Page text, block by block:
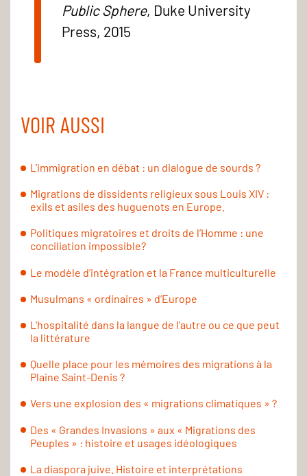
Public Sphere, Duke University
Press, 2015
VOIR AUSSI
L'immigration en débat : un dialogue de sourds ?
Migrations de dissidents religieux sous Louis XIV :
exils et asiles des huguenots en Europe.
Politiques migratoires et droits de l’Homme : une
conciliation impossible?
Le modèle d’intégration et la France multiculturelle
Musulmans « ordinaires » d’Europe
L'hospitalité dans la langue de l'autre ou ce que peut
la littérature
Quelle place pour les mémoires des migrations à la
Plaine Saint-Denis ?
Vers une explosion des « migrations climatiques » ?
Des « Grandes Invasions » aux « Migrations des
Peuples » : histoire et usages idéologiques
La diaspora juive. Histoire et interprétations